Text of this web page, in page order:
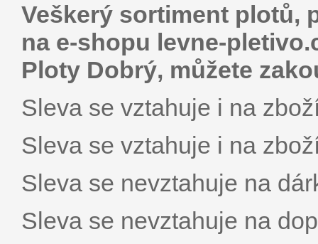
Veškerý sortiment plotů,
na e-shopu levne-
Ploty Dobrý, můžete
Sleva se vztahuje i na
Sleva se vztahuje i na
Sleva se nevztahuje na
Sleva se nevztahuje na